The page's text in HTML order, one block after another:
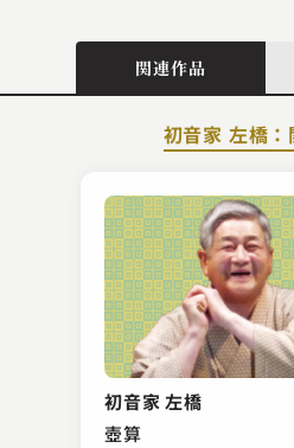
関連作品
初音家 左橋：
初音家 左橋
壺算
金原亭 駒三
勘定板
2023.09.15 | 13分